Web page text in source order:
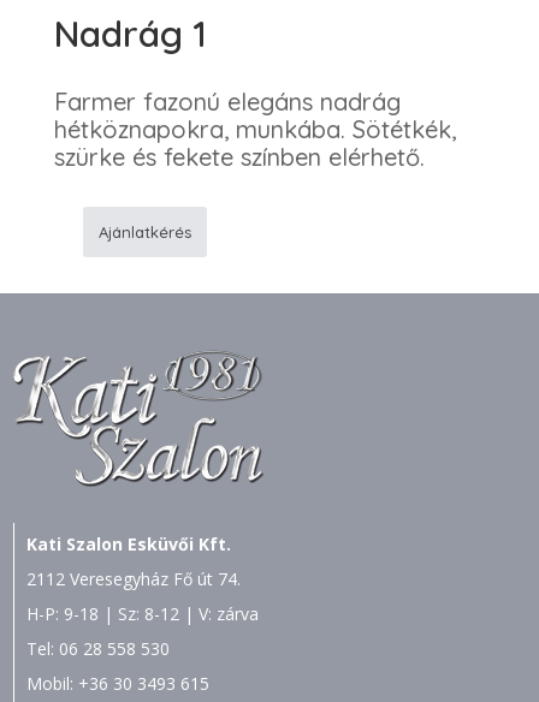
Nadrág 1
Farmer fazonú elegáns nadrág
hétköznapokra, munkába. Sötétkék,
szürke és fekete színben elérhető.
Nadrág
mennyiség
Ajánlatkérés
Kati Szalon Esküvői Kft.
2112 Veresegyház Fő út 74.
H-P: 9-18 | Sz: 8-12 | V: zárva
Tel: 06 28 558 530
Mobil: +36 30 3493 615